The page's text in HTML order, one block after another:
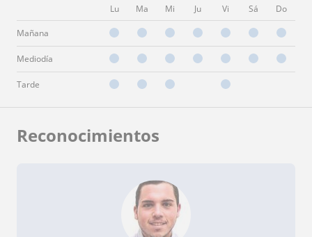
Lu Ma Mi Ju Vi Sá Do
Mañana
Mediodía
Tarde
Reconocimientos